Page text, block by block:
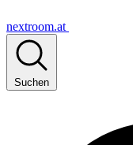
nextroom.at
Suchen